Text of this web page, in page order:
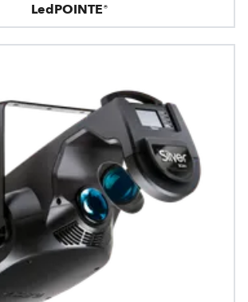
LedPOINTE®